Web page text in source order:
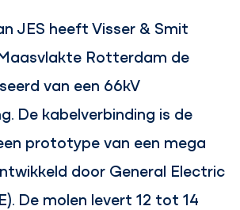
JES heeft Visser & Smit
Rotterdam de
van een 66kV
De kabelverbinding is de
prototype van een mega
door General Electric
De molen levert 12 tot 14